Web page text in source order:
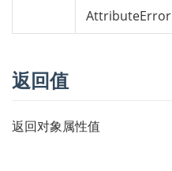
AttributeError
返回值
返回对象属性值